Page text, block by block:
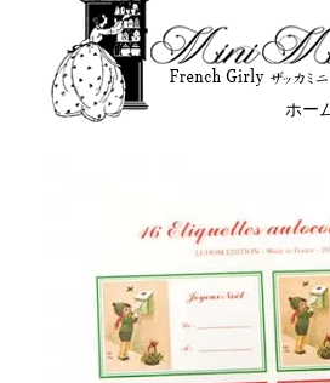
ホー